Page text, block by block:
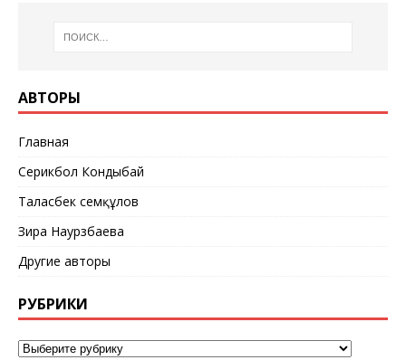
АВТОРЫ
Главная
Серикбол Кондыбай
Таласбек Әсемқұлов
Зира Наурзбаева
Другие авторы
РУБРИКИ